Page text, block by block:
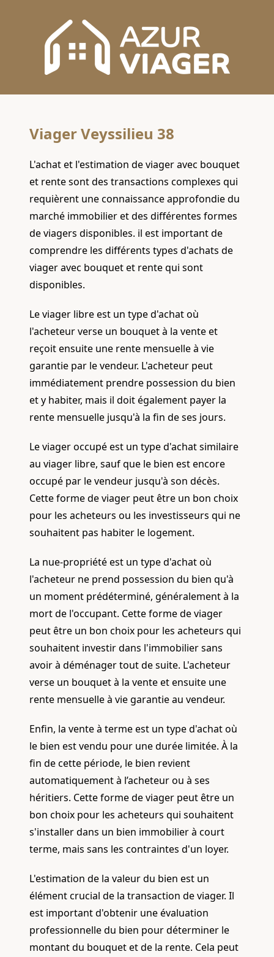
Viager Veyssilieu 38
L'achat et l'estimation de viager avec bouquet
et rente sont des transactions complexes qui
requièrent une connaissance approfondie du
marché immobilier et des différentes formes
de viagers disponibles. il est important de
comprendre les différents types d'achats de
viager avec bouquet et rente qui sont
disponibles.
Le viager libre est un type d'achat où
l'acheteur verse un bouquet à la vente et
reçoit ensuite une rente mensuelle à vie
garantie par le vendeur. L'acheteur peut
immédiatement prendre possession du bien
et y habiter, mais il doit également payer la
rente mensuelle jusqu'à la fin de ses jours.
Le viager occupé est un type d'achat similaire
au viager libre, sauf que le bien est encore
occupé par le vendeur jusqu'à son décès.
Cette forme de viager peut être un bon choix
pour les acheteurs ou les investisseurs qui ne
souhaitent pas habiter le logement.
La nue-propriété est un type d'achat où
l'acheteur ne prend possession du bien qu'à
un moment prédéterminé, généralement à la
mort de l'occupant. Cette forme de viager
peut être un bon choix pour les acheteurs qui
souhaitent investir dans l'immobilier sans
avoir à déménager tout de suite. L'acheteur
verse un bouquet à la vente et ensuite une
rente mensuelle à vie garantie au vendeur.
Enfin, la vente à terme est un type d'achat où
le bien est vendu pour une durée limitée. À la
fin de cette période, le bien revient
automatiquement à l’acheteur ou à ses
héritiers. Cette forme de viager peut être un
bon choix pour les acheteurs qui souhaitent
s'installer dans un bien immobilier à court
terme, mais sans les contraintes d'un loyer.
L'estimation de la valeur du bien est un
élément crucial de la transaction de viager. Il
est important d'obtenir une évaluation
professionnelle du bien pour déterminer le
montant du bouquet et de la rente. Cela peut